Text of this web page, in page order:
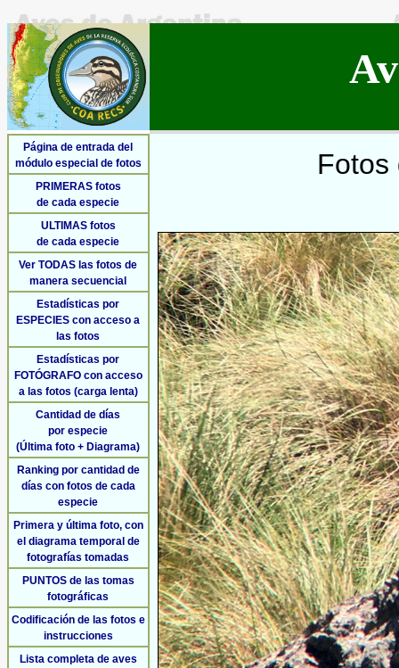
Página de entrada del
módulo especial de fotos
PRIMERAS fotos
de cada especie
ULTIMAS fotos
de cada especie
Ver TODAS las fotos de
manera secuencial
Estadísticas por
ESPECIES con acceso a
las fotos
Estadísticas por
FOTÓGRAFO con acceso
a las fotos (carga lenta)
Cantidad de días
por especie
(Última foto + Diagrama)
Ranking por cantidad de
días con fotos de cada
especie
Primera y última foto, con
el diagrama temporal de
fotografías tomadas
PUNTOS de las tomas
fotográficas
Codificación de las fotos e
instrucciones
Lista completa de aves
Fotos